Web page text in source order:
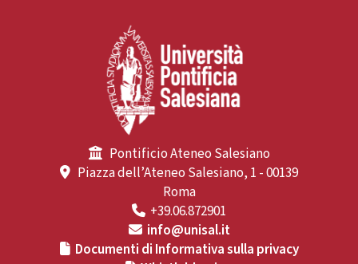
Pontificio Ateneo Salesiano
Piazza dell’Ateneo Salesiano, 1 - 00139
Roma
+39.06.872901
info@unisal.it
Documenti di Informativa sulla privacy